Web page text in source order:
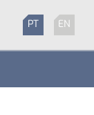
PT EN